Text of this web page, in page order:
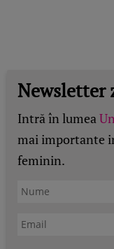
Newsletter
Intră în lumea
mai importante
feminin.